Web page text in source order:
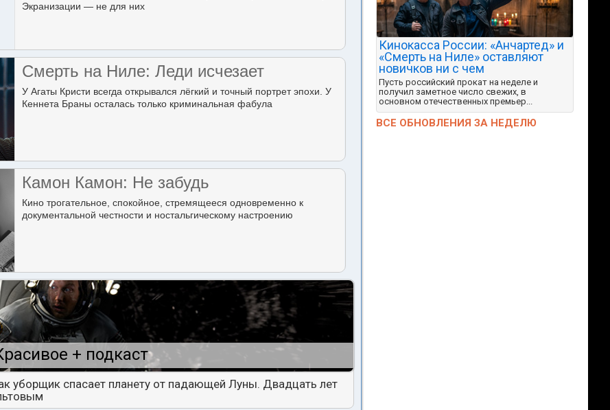
Экранизации — не для них
Смерть на Ниле: Леди исчезает
У Агаты Кристи всегда открывался лёгкий и точный портрет эпохи. У
Кеннета Браны осталась только криминальная фабула
Камон Камон: Не забудь
Кино трогательное, спокойное, стремящееся одновременно к
документальной честности и ностальгическому настроению
+ подкаст
уборщик спасает планету от падающей Луны. Двадцать лет
Кинокасса России: «Анчартед» и
«Смерть на Ниле» оставляют
новичков ни с чем
Пусть российский прокат на неделе и
получил заметное число свежих, в
основном отечественных премьер...
ВСЕ ОБНОВЛЕНИЯ ЗА НЕДЕЛЮ